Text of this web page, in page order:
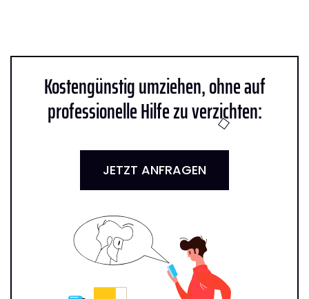
Kostengünstig umziehen, ohne auf
professionelle Hilfe zu verzichten:
JETZT ANFRAGEN